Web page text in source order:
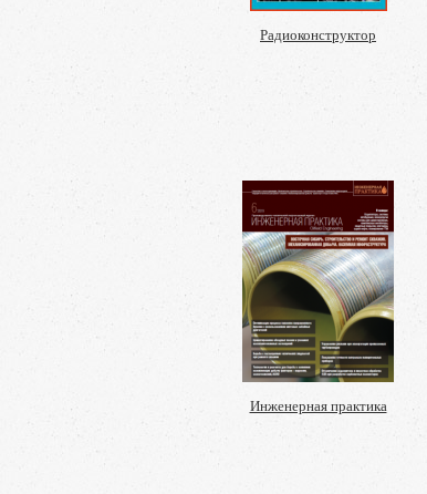
Радиоконструктор
Инженерная практика